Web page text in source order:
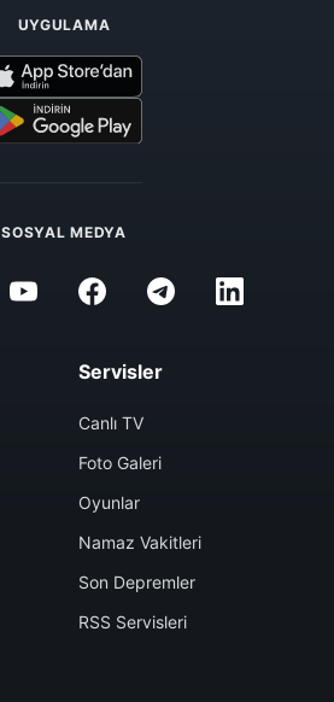
UYGULAMA
SOSYAL MEDYA
Servisler
Canlı TV
Foto Galeri
Oyunlar
Namaz Vakitleri
Son Depremler
RSS Servisleri